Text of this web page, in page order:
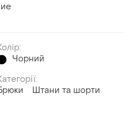
Чорний
Штани та шорти